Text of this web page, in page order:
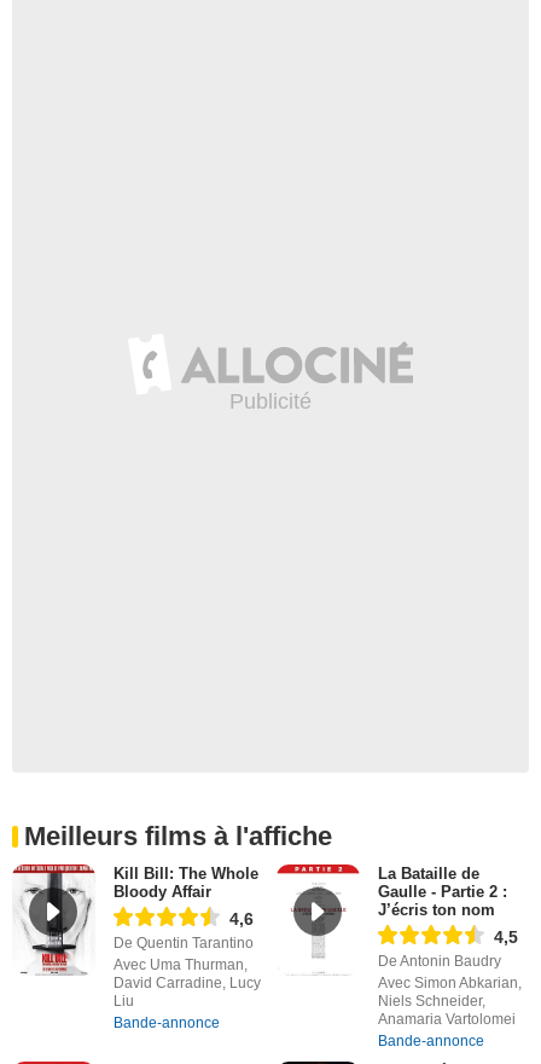
Meilleurs films à l'affiche
Kill Bill: The Whole
Bloody Affair
4,6
De Quentin Tarantino
Avec Uma Thurman,
David Carradine, Lucy
Liu
Bande-annonce
La Bataille de
Gaulle - Partie 2 :
J’écris ton nom
4,5
De Antonin Baudry
Avec Simon Abkarian,
Niels Schneider,
Anamaria Vartolomei
Bande-annonce